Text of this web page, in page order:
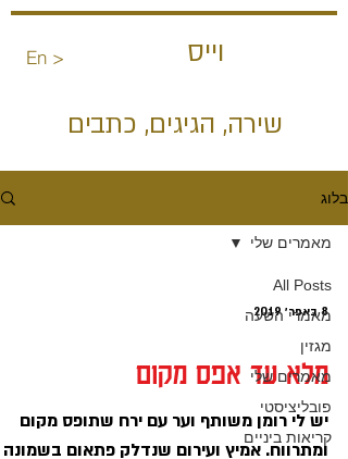
En >
וייס
שירה, הגיגים, כתבים
בלוג
All Posts
מאמרי השעה
מגזין
מאמרים שלי
פובליציסטי
קריאות ביניים
מאמרים שלי
8 באפר׳ 2019
מלא עד אפס מקום
יש לי רומן משותף וער עם ירח שתופס מקום
ומתרווח. אמיץ ועירום שנדלק פתאום בשמונה